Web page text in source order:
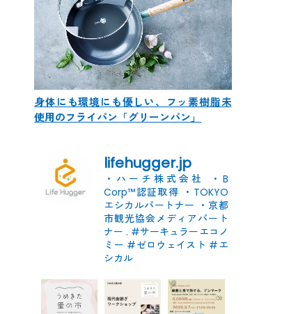
身体にも環境にも優しい、フッ素樹脂未
使用のフライパン「グリーンパン」
lifehugger.jp
・ハーチ株式会社
・B
Corp™認証取得 ・TOKYO
エシカルパートナー ・京都
市観光協会メディアパート
ナー . #サーキュラーエコノ
ミー #ゼロウェイスト #エ
シカル